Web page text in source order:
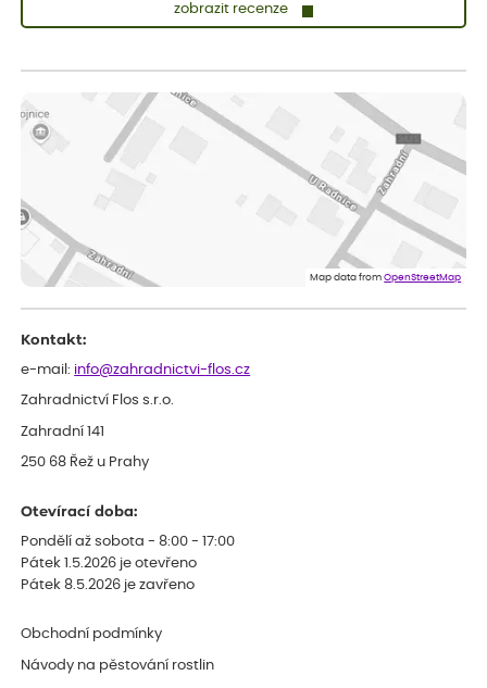
zobrazit recenze
Vše přišlo velice rychle krásně zabalené. Rostlinky po přesazení
velice dobře prospívají
Jarda
Dobrý den, byli jsme spokojeni
Eshop, objednání bylo v pořádku, žádný problém. Jen jsem byla
smutná z dodávky jedné kytky, která nebyla v nejlepší kondici a i
Map data fromOpenStreetMap
Kontakt:
e-mail: info@zahradnictvi-flos.cz
Zahradnictví Flos s.r.o.
Zahradní 141
250 68 Řež u Prahy
Otevírací doba:
Pondělí až sobota - 8:00 - 17:00
Pátek 1.5.2026 je otevřeno
Pátek 8.5.2026 je zavřeno
Obchodní podmínky
Návody na pěstování rostlin